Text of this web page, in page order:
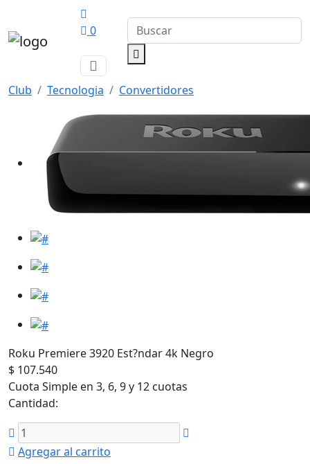
0
Club Tecnologia Convertidores
Roku Premiere 3920 Est?ndar 4k Negro
$ 107.540
Cuota Simple en 3, 6, 9 y 12 cuotas
Cantidad:
Agregar al carrito